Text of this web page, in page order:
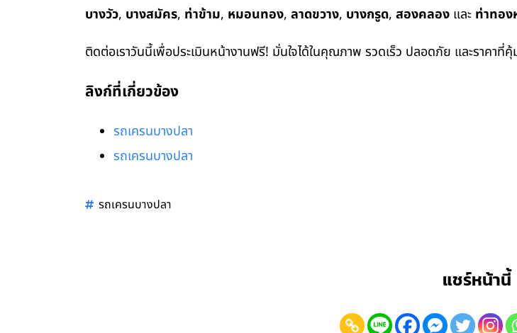
บางวัว, บางสมัคร, ท่าข้าม, หมอนทอง, ลาดขวาง, บางกรูด, สองคลอง และ ท่าทอง
ติดต่อเราวันนี้เพื่อประเมินหน้างานฟรี! มั่นใจได้ในคุณภาพ รวดเร็ว ปลอดภัย และราคาที่
ลิงก์ที่เกี่ยวข้อง
รถเครนบางปลา
รถเครนบางปลา
รถเครนบางปลา
แชร์หน้านี้